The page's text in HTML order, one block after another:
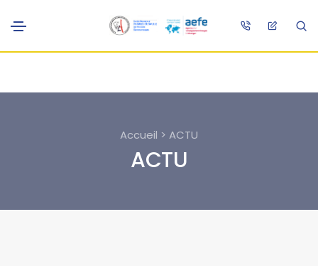
Accueil > ACTU
ACTU